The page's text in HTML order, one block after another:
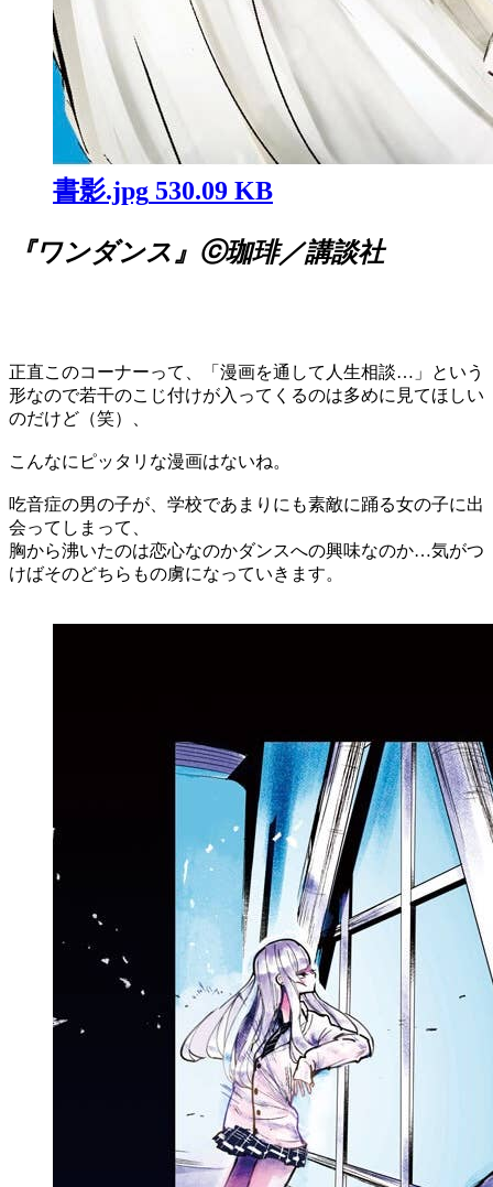
書影.jpg 530.09 KB
『ワンダンス』ⓒ珈琲／講談社
正直このコーナーって、「漫画を通して人生相談…」という
形なので若干のこじ付けが入ってくるのは多めに見てほしい
のだけど（笑）、
こんなにピッタリな漫画はないね。
吃音症の男の子が、学校であまりにも素敵に踊る女の子に出
会ってしまって、
胸から沸いたのは恋心なのかダンスへの興味なのか…気がつ
けばそのどちらもの虜になっていきます。